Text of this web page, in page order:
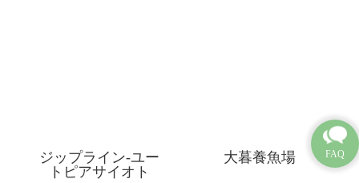
ジップライン-ユー
トピアサイオト
大暮養魚場